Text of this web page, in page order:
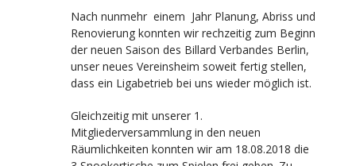
Nach nunmehr einem Jahr Planung, Abriss und
Renovierung konnten wir rechzeitig zum Beginn
der neuen Saison des Billard Verbandes Berlin,
unser neues Vereinsheim soweit fertig stellen,
dass ein Ligabetrieb bei uns wieder möglich ist.
Gleichzeitig mit unserer 1.
Mitgliederversammlung in den neuen
Räumlichkeiten konnten wir am 18.08.2018 die